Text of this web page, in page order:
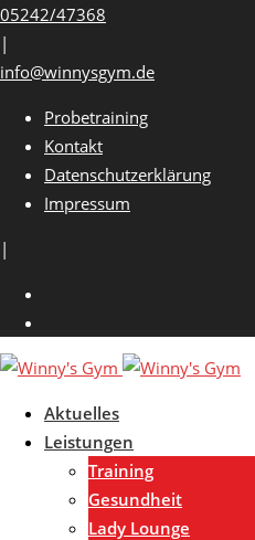
Skip
to
content
05242/47368
|
info@winnysgym.de
Probetraining
Kontakt
Datenschutzerklärung
Impressum
|
Aktuelles
Leistungen
Training
Gesundheit
Lady Lounge